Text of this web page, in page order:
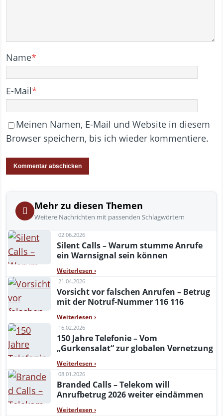
Name*
E-Mail*
Meinen Namen, E-Mail und Website in diesem
Browser speichern, bis ich wieder kommentiere.
Mehr zu diesen Themen
Weitere Nachrichten mit passenden Schlagwörtern
02.06.2026
Silent Calls – Warum stumme Anrufe
ein Warnsignal sein können
Weiterlesen ›
21.04.2026
Vorsicht vor falschen Anrufen – Betrug
mit der Notruf-Nummer 116 116
Weiterlesen ›
16.02.2026
150 Jahre Telefonie – Vom
„Gurkensalat“ zur globalen Vernetzung
Weiterlesen ›
08.01.2026
Branded Calls – Telekom will
Anrufbetrug 2026 weiter eindämmen
Weiterlesen ›